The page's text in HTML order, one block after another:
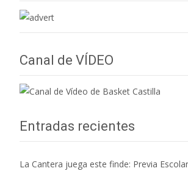
Canal de VÍDEO
Entradas recientes
La Cantera juega este finde: Previa